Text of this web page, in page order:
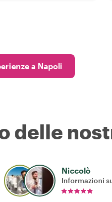
a Napoli
delle
Niccolò
Informazioni